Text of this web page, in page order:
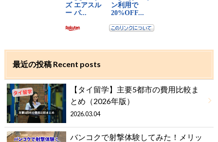
最近の投稿 Recent posts
【タイ留学】主要5都市の費用比較ま
とめ（2026年版）
2026.03.04
バンコクで射撃体験してみた！メリッ